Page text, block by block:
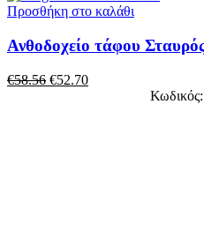
Προσθήκη στο καλάθι
Ανθοδοχείο τάφου
€58.56 €52.70